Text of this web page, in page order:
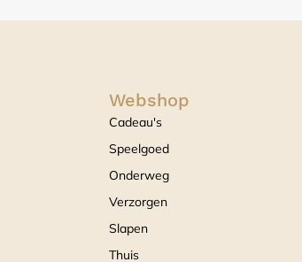
Webshop
Cadeau's
Speelgoed
Onderweg
Verzorgen
Slapen
Thuis